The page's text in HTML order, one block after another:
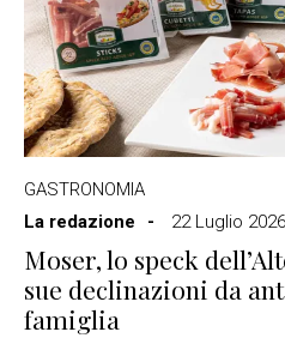
GASTRONOMIA
La redazione
22 Luglio 2026
Moser, lo speck
sue declinazioni da
famiglia